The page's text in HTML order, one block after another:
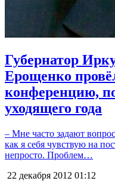
Губернатор
Ерощенко
конференцию,
уходящего года
– Мне часто задают
как я себя чувствую на
непросто. Проблем…
22 декабря 2012 01:12